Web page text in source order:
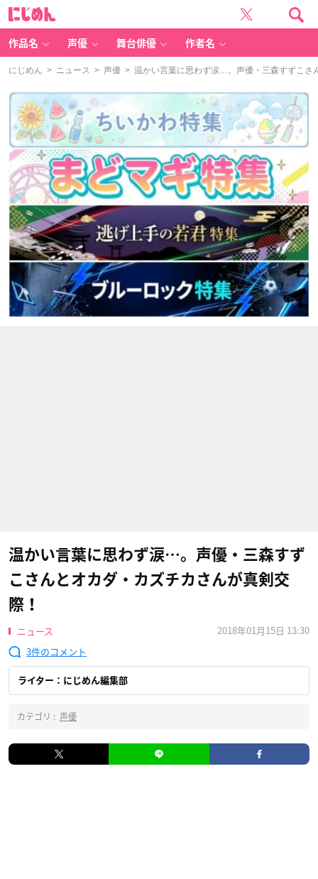
作品名 声優 舞台俳優 作者名
にじめん > ニュース > 声優 > 温かい言葉に思わず涙…。声優・三森すずこさ
温かい言葉に思わず涙…。声優・三森すず
こさんとオカダ・カズチカさんが真剣交
際！
ニュース
2018年01月15日 13:30
3
ライター：にじめん編集部
カテゴリ : 声優